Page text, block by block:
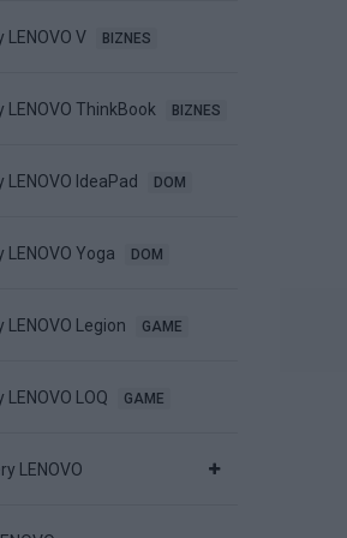
LENOVO V BIZNES
LENOVO ThinkBook BIZNES
LENOVO IdeaPad DOM
LENOVO Yoga DOM
LENOVO Legion GAME
LENOVO LOQ GAME
LENOVO
USB-C 90W
DODAJ DO KOSZYKA